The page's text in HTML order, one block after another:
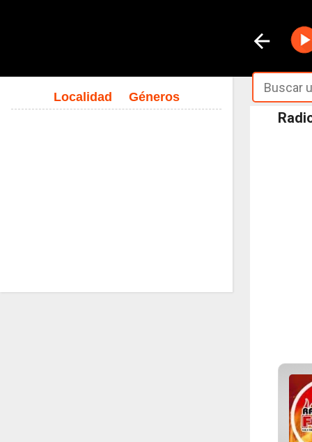
Localidad Géneros